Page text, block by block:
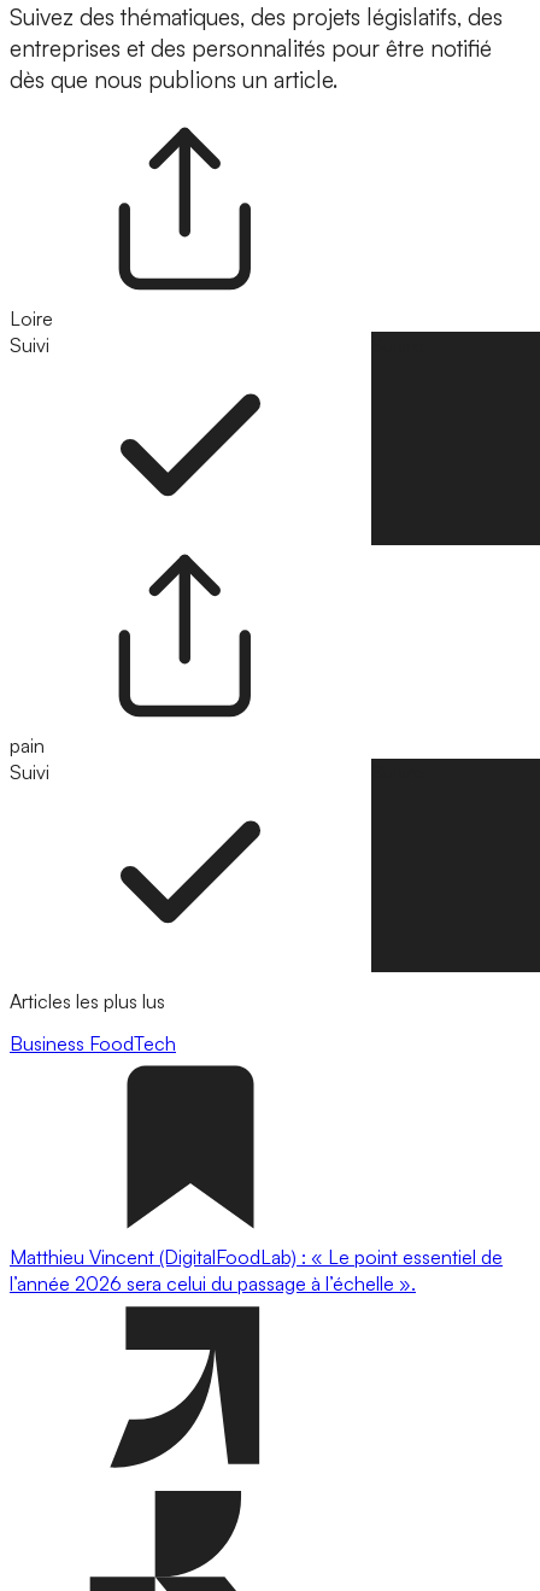
Suivez des thématiques, des projets législatifs, des
entreprises et des personnalités pour être notifié
dès que nous publions un article.
Loire
Suivi
pain
Suivi
Articles les plus lus
Business FoodTech
Matthieu Vincent (DigitalFoodLab) : « Le point essentiel de
l’année 2026 sera celui du passage à l’échelle ».